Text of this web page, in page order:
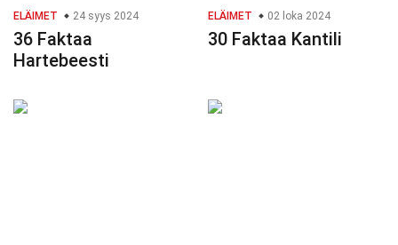
ELÄIMET 24 syys 2024
36 Faktaa
Hartebeesti
ELÄIMET 02 loka 2024
30 Faktaa Kantili